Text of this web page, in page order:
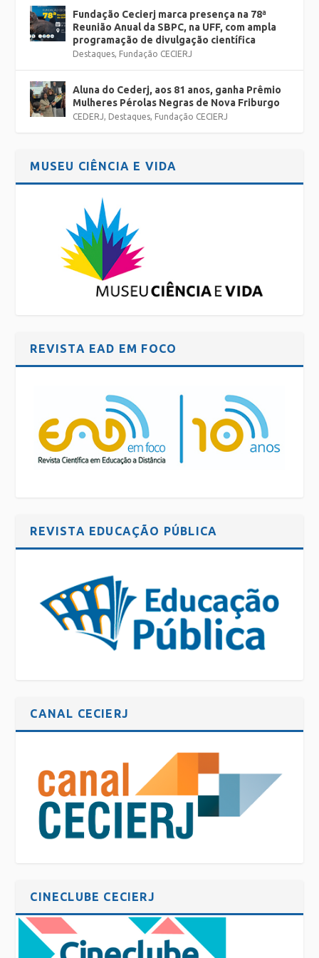
Fundação Cecierj marca presença na 78ª
Reunião Anual da SBPC, na UFF, com ampla
programação de divulgação científica
Destaques, Fundação CECIERJ
Aluna do Cederj, aos 81 anos, ganha Prêmio
Mulheres Pérolas Negras de Nova Friburgo
CEDERJ, Destaques, Fundação CECIERJ
MUSEU CIÊNCIA E VIDA
REVISTA EAD EM FOCO
REVISTA EDUCAÇÃO PÚBLICA
CANAL CECIERJ
CINECLUBE CECIERJ